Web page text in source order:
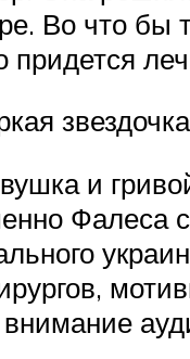
Во что бы
и
Фалеса